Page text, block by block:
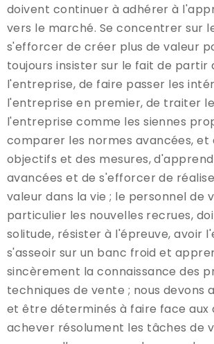
doivent continuer à adhérer à
vers le marché. Se concentrer sur
s'efforcer de créer plus de valeur
toujours insister sur le fait de partir
l'entreprise, de faire passer les
l'entreprise en premier, de traiter
l'entreprise comme les siennes
comparer les normes avancées, et
objectifs et des mesures,
avancées et de s'efforcer de
valeur dans la vie ; le personnel de
particulier les nouvelles recrues,
solitude, résister à l'épreuve, avoir
s'asseoir sur un banc froid et
sincèrement la connaissance des
techniques de vente ; nous devons
et être déterminés à faire face aux
achever résolument les tâches de